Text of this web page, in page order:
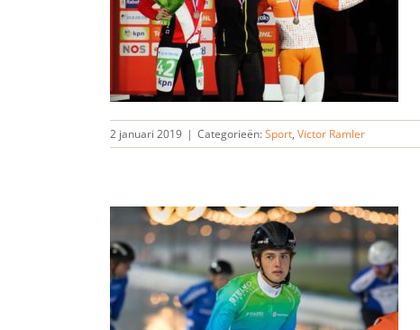
2 januari 2019 | Categorieën:Sport, Victor Ramler